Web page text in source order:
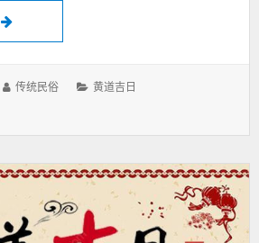
属马人2024年1月有哪些天是黄道吉日？
作
传统民俗
分
黄道吉日